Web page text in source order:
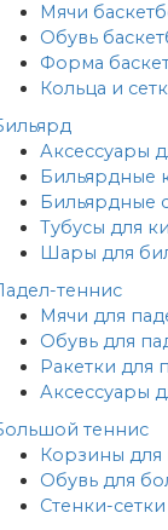
Мячи
Обувь
Форма
Кольца и
Аксессуары
Бильярдные
Бильярдные
Тубусы для
Шары для
теннис
Мячи для
Обувь для
Ракетки для
Аксессуары
теннис
Корзины для
Обувь для
Стенки-сетки